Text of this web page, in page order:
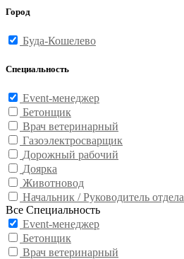
Город
Буда-Кошелево
Специальность
Event-менеджер
Бетонщик
Врач ветеринарный
Газоэлектросварщик
Дорожный рабочий
Доярка
Животновод
Начальник / Руководитель отдела
Все Специальность
Event-менеджер
Бетонщик
Врач ветеринарный